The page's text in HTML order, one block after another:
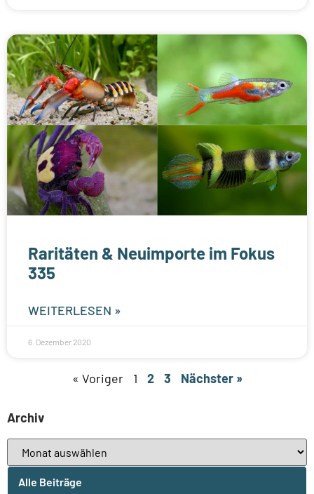
Raritäten & Neuimporte im Fokus
335
WEITERLESEN »
6. Dezember 2020
« Voriger 1 2 3 Nächster »
Archiv
Alle Beiträge